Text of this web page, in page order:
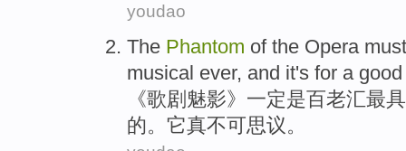
youdao
The Phantom of the Opera must
musical ever, and it's for a good
《歌剧 魅影》 一定是百老汇最
的。 它真不可思议。